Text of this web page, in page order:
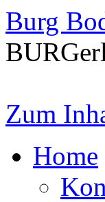
Burg
Zum
Home